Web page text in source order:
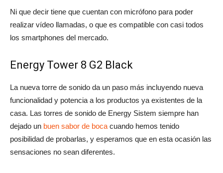
Ni que decir tiene que cuentan con micrófono para poder
realizar vídeo llamadas, o que es compatible con casi todos
los smartphones del mercado.
Energy Tower 8 G2 Black
La nueva torre de sonido da un paso más incluyendo nueva
funcionalidad y potencia a los productos ya existentes de la
casa. Las torres de sonido de Energy Sistem siempre han
dejado un buen sabor de boca cuando hemos tenido
posibilidad de probarlas, y esperamos que en esta ocasión las
sensaciones no sean diferentes.